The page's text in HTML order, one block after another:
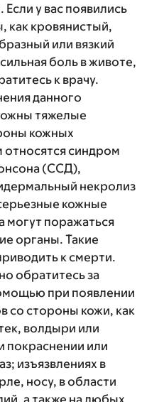
у вас появились
как кровянистый,
или вязкий
боль в животе,
к врачу.
данного
тяжелые
кожных
относятся синдром
(ССД),
некролиз
кожные
могут поражаться
органы. Такие
к смерти.
обратитесь за
при появлении
со стороны кожи, как
волдыри или
или
изъязвлениях в
носу, в области
а также на любых